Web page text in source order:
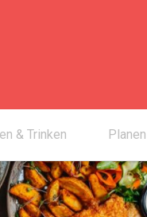
& Trinken Planen
chevron_right